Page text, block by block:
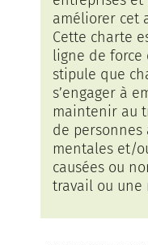
améliorer cet
Cette charte
ligne de force
stipule que
s’engager à
maintenir au
de personnes
mentales et/
causées ou
travail ou une